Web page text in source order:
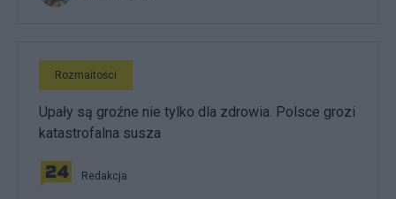
Rozmaitości
Upały są groźne nie tylko dla zdrowia. Polsce grozi
katastrofalna susza
Redakcja